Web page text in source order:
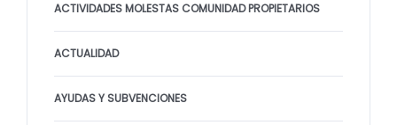
ACTIVIDADES MOLESTAS COMUNIDAD PROPIETARIOS
ACTUALIDAD
AYUDAS Y SUBVENCIONES